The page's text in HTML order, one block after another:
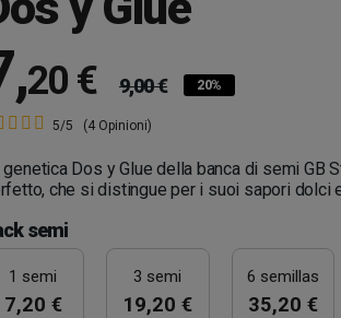
,20 € 9,00 € 20%
5/5 (4 Opinioni)
genetica Dos y Glue della banca di semi GB
che si distingue per i suoi sapori dolci
semi
1 semi
7,20 €
3 semi
19,20 €
6 semillas
35,20 €